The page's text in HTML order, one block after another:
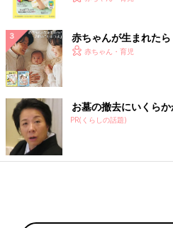
赤ちゃんが生まれたら
赤ちゃん・育児
お墓の撤去にいくら
PR(くらしの話題)